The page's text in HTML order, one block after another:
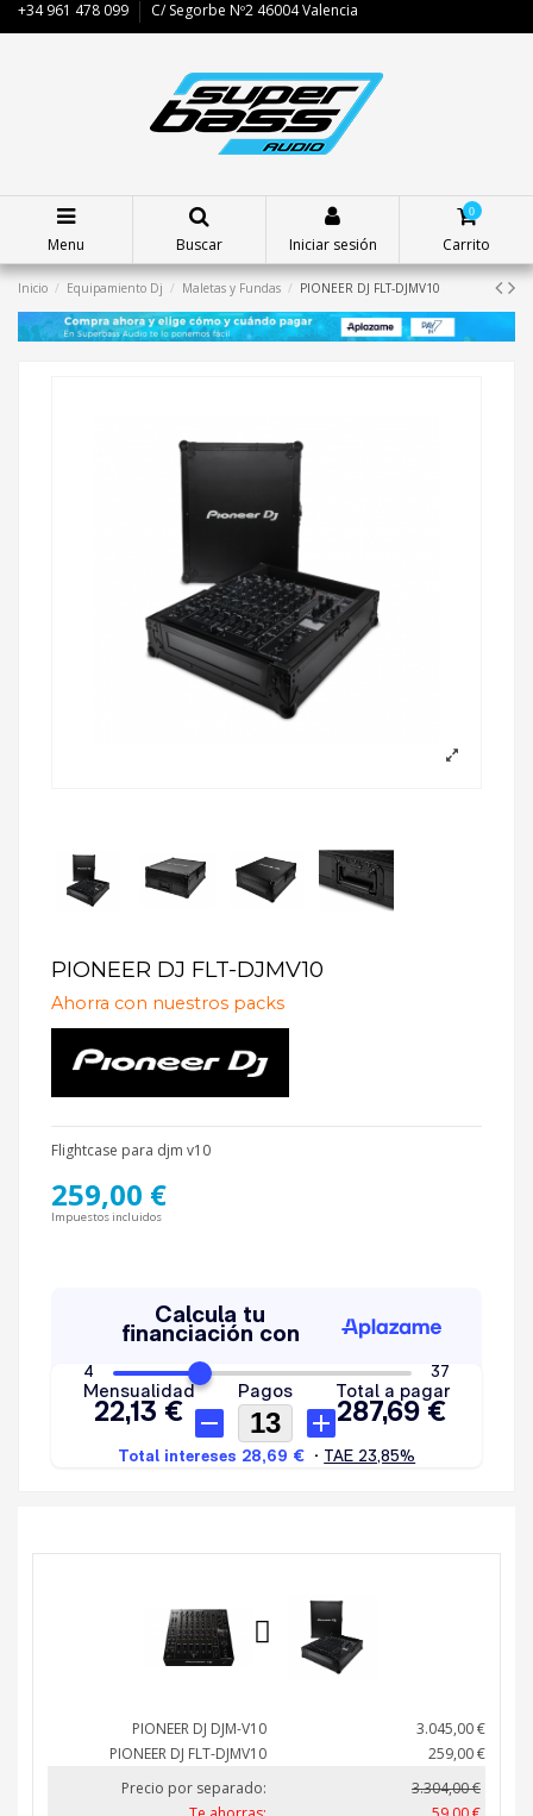
+34 961 478 099 C/ Segorbe Nº2 46004 Valencia
Menu Buscar Iniciar sesión
0
Carrito
Inicio Equipamiento Dj Maletas y Fundas PIONEER DJ FLT-DJMV10
PIONEER DJ FLT-DJMV10
Ahorra con nuestros packs
Flightcase para djm v10
259,00 €
Impuestos incluidos
PIONEER DJ DJM-V10
3.045,00 €
PIONEER DJ FLT-DJMV10
259,00 €
Precio por separado:
3.304,00 €